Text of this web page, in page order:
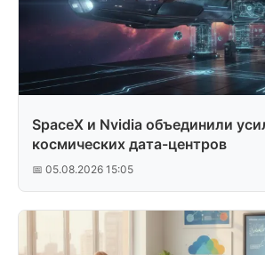
SpaceX и Nvidia объединили
космических дата-центров
📅 05.08.2026 15:05